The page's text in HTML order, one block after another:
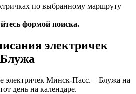
по выбранному маршруту
формой поиска.
электричек
электричек Минск-Пасс. – Блужа на
день на календаре.